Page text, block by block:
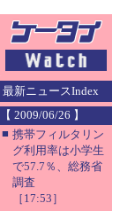
最新ニュースIndex
【 2009/06/26 】
■ 携帯フィルタリン
グ利用率は小学生
で57.7％、総務省
調査
［17:53］